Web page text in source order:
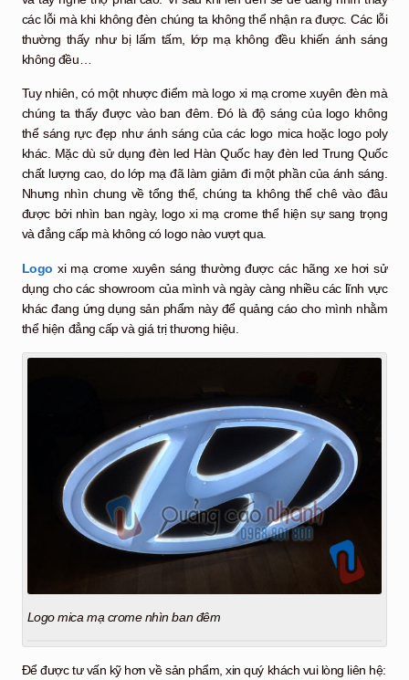
các lỗi mà khi không đèn chúng ta không thể nhận ra được. Các lỗi
thường thấy như bị lấm tấm, lớp mạ không đều khiến ánh sáng
không đều…
Tuy nhiên, có một nhược điểm mà logo xi mạ crome xuyên đèn mà
chúng ta thấy được vào ban đêm. Đó là độ sáng của logo không
thể sáng rực đẹp như ánh sáng của các logo mica hoặc logo poly
khác. Mặc dù sử dụng đèn led Hàn Quốc hay đèn led Trung Quốc
chất lượng cao, do lớp mạ đã làm giảm đi một phần của ánh sáng.
Nhưng nhìn chung về tổng thể, chúng ta không thể chê vào đâu
được bởi nhìn ban ngày, logo xi mạ crome thể hiện sự sang trọng
và đẳng cấp mà không có logo nào vượt qua.
Logo xi mạ crome xuyên sáng thường được các hãng xe hơi sử
dụng cho các showroom của mình và ngày càng nhiều các lĩnh vực
khác đang ứng dụng sản phẩm này để quảng cáo cho mình nhằm
thể hiện đẳng cấp và giá trị thương hiệu.
Logo mica mạ crome nhìn ban đêm
Để được tư vấn kỹ hơn về sản phẩm, xin quý khách vui lòng liên hệ: